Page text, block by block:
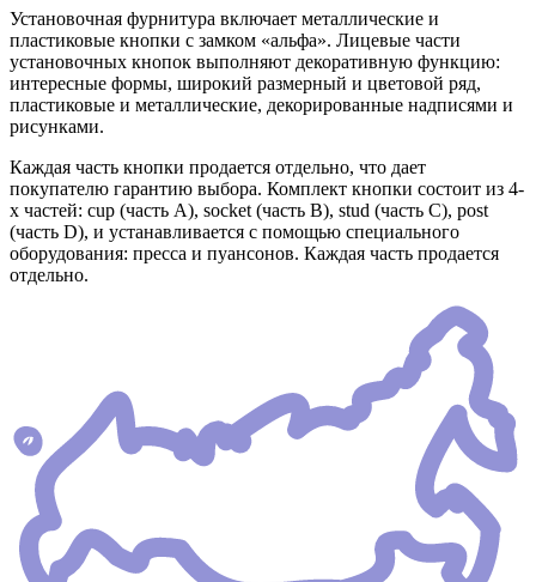
Установочная фурнитура включает металлические и
пластиковые кнопки с замком «альфа». Лицевые части
установочных кнопок выполняют декоративную функцию:
интересные формы, широкий размерный и цветовой ряд,
пластиковые и металлические, декорированные надписями и
рисунками.
Каждая часть кнопки продается отдельно, что дает
покупателю гарантию выбора. Комплект кнопки состоит из 4-
х частей: cup (часть А), socket (часть В), stud (часть С), post
(часть D), и устанавливается с помощью специального
оборудования: пресса и пуансонов. Каждая часть продается
отдельно.